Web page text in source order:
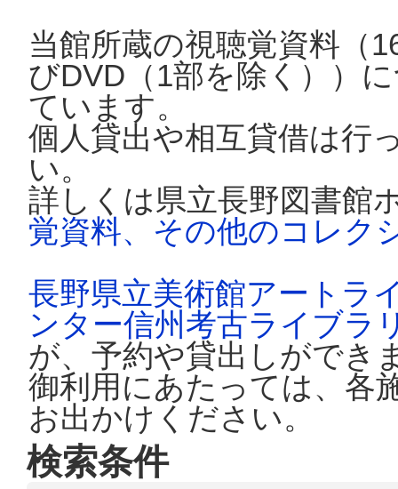
当館所蔵の視聴覚資料（
びDVD（1部を除く））
ています。
個人貸出や相互貸借は行
い。
詳しくは県立長野図書館
覚資料、その他のコレク
長野県立美術館アートラ
ンター信州考古ライブラ
が、予約や貸出しができ
御利用にあたっては、各
お出かけください。
検索条件